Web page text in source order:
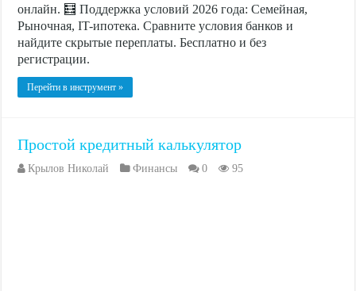
онлайн. 🧮 Поддержка условий 2026 года: Семейная,
Рыночная, IT-ипотека. Сравните условия банков и
найдите скрытые переплаты. Бесплатно и без
регистрации.
Перейти в инструмент »
Простой кредитный калькулятор
Крылов Николай Финансы 0 95